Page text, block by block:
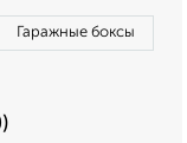
Гаражные боксы